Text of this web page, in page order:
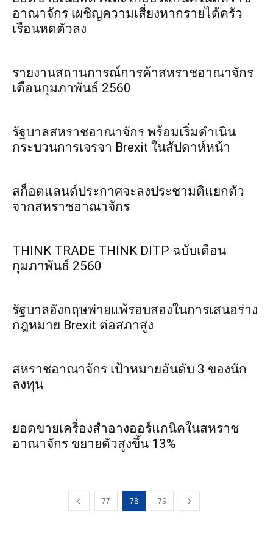
อาณาจักร เผชิญความเสี่ยงหากรายได้ครัว
เรือนหดตัวลง
รายงานสถานการณ์การค้าสหราชอาณาจักร
เดือนกุมภาพันธ์ 2560
รัฐบาลสหราชอาณาจักร พร้อมเริ่มดำเนิน
กระบวนการเจรจา Brexit ในสัปดาห์หน้า
สก็อตแลนด์ประกาศจะลงประชามติแยกตัว
จากสหราชอาณาจักร
THINK TRADE THINK DITP ฉบับเดือน
กุมภาพันธ์ 2560
รัฐบาลอังกฤษพ่ายแพ้รอบสองในการเสนอร่าง
กฎหมาย Brexit ต่อสภาสูง
สหราชอาณาจักร เป้าหมายอันดับ 3 ของนัก
ลงทุน
ยอดขายเครื่องสำอางออร์แกนิคในสหราช
อาณาจักร ขยายตัวสูงขึ้น 13%
77 78 79